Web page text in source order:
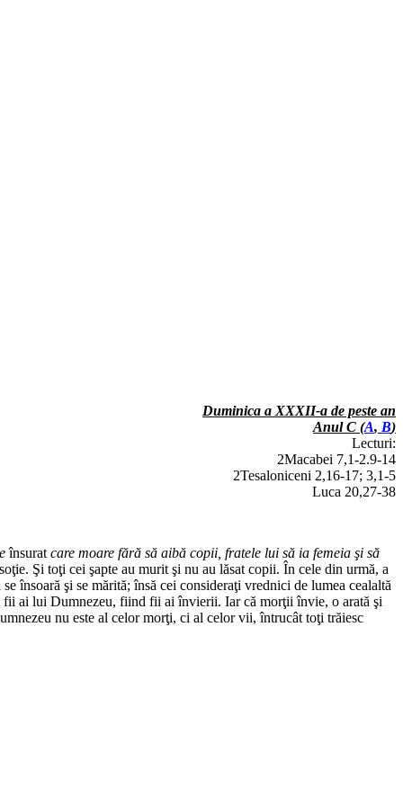
Duminica a XXXII-a de peste an
Anul C (A, B)
Lecturi:
2Macabei 7,1-2.9-14
2Tesaloniceni 2,16-17; 3,1-5
Luca 20,27-38
însurat care moare fără să aibă copii, fratele lui să ia femeia şi să
Şi toţi cei şapte au murit şi nu au lăsat copii. În cele din urmă, a
însoară şi se mărită; însă cei consideraţi vrednici de lumea cealaltă
fii ai lui Dumnezeu, fiind fii ai învierii. Iar că morţii învie, o arată şi
nu este al celor morţi, ci al celor vii, întrucât toţi trăiesc